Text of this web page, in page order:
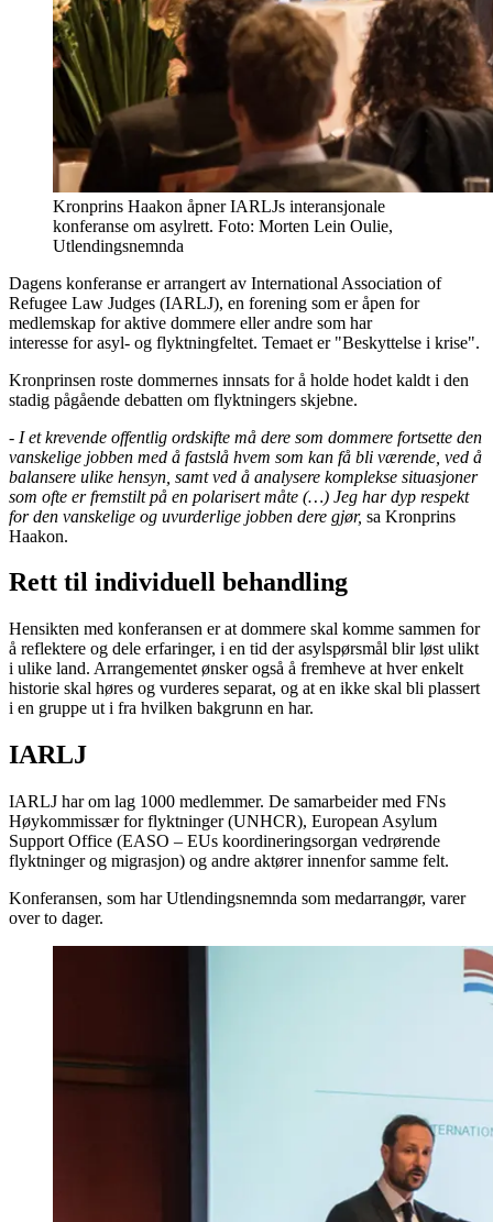
Kronprins Haakon åpner IARLJs interansjonale
konferanse om asylrett. Foto: Morten Lein Oulie,
Utlendingsnemnda
Dagens konferanse er arrangert av International Association of
Refugee Law Judges (IARLJ), en forening som er åpen for
medlemskap for aktive dommere eller andre som har
interesse for asyl- og flyktningfeltet. Temaet er "Beskyttelse i krise".
Kronprinsen roste dommernes innsats for å holde hodet kaldt i den
stadig pågående debatten om flyktningers skjebne.
- I et krevende offentlig ordskifte må dere som dommere fortsette den
vanskelige jobben med å fastslå hvem som kan få bli værende, ved å
balansere ulike hensyn, samt ved å analysere komplekse situasjoner
som ofte er fremstilt på en polarisert måte (…) Jeg har dyp respekt
for den vanskelige og uvurderlige jobben dere gjør, sa Kronprins
Haakon.
Rett til individuell behandling
Hensikten med konferansen er at dommere skal komme sammen for
å reflektere og dele erfaringer, i en tid der asylspørsmål blir løst ulikt
i ulike land. Arrangementet ønsker også å fremheve at hver enkelt
historie skal høres og vurderes separat, og at en ikke skal bli plassert
i en gruppe ut i fra hvilken bakgrunn en har.
IARLJ
IARLJ har om lag 1000 medlemmer. De samarbeider med FNs
Høykommissær for flyktninger (UNHCR), European Asylum
Support Office (EASO – EUs koordineringsorgan vedrørende
flyktninger og migrasjon) og andre aktører innenfor samme felt.
Konferansen, som har Utlendingsnemnda som medarrangør, varer
over to dager.